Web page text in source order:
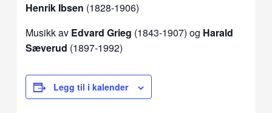
Henrik Ibsen (1828-1906)
Musikk av Edvard Grieg (1843-1907) og Harald
Sæverud (1897-1992)
Legg til i kalender